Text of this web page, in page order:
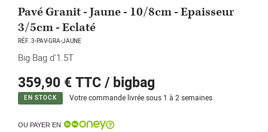
Pavé Granit - Jaune - 10/8cm - Epaisseur
3/5cm - Eclaté
RÉF. 3-PAV-GRA-JAUNE
Big Bag d'1.5T
359,90 €TTC / bigbag
EN STOCK Votre commande livrée sous 1 à 2 semaines
OU PAYER EN